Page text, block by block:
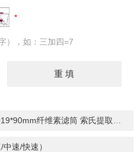
），如：三加四=7
纤维素滤筒 索氏提取器专用套筒
速/快速）